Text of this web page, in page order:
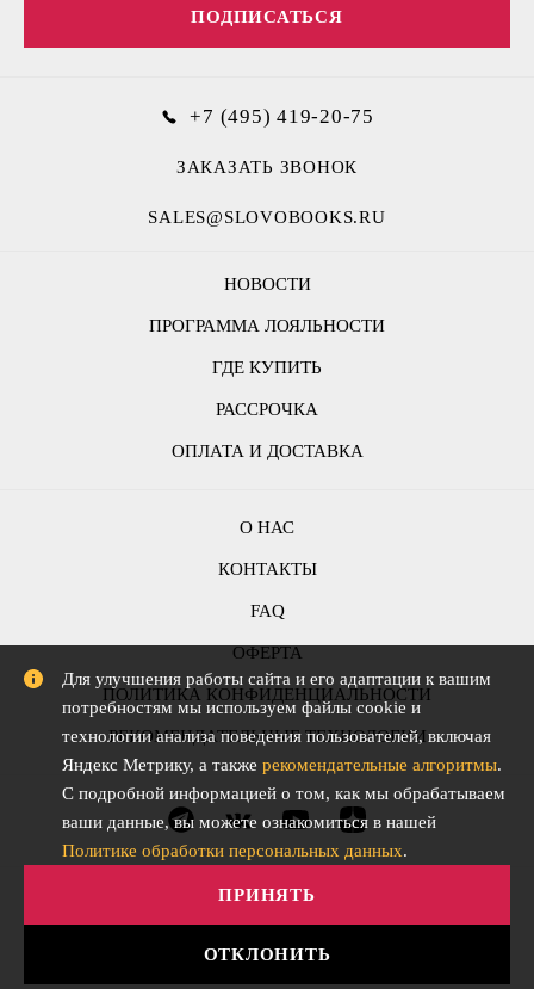
НОВОСТИ
ПРОГРАММА ЛОЯЛЬНОСТИ
ГДЕ КУПИТЬ
РАССРОЧКА
ОПЛАТА И ДОСТАВКА
ПОДПИСАТЬСЯ
О НАС
КОНТАКТЫ
FAQ
ОФЕРТА
ПОЛИТИКА КОНФИДЕНЦИАЛЬНОСТИ
РЕКОМЕНДАТЕЛЬНЫЕ ТЕХНОЛОГИИ
+7 (495) 419-20-75
ЗАКАЗАТЬ ЗВОНОК
SALES@SLOVOBOOKS.RU
АО "СЛОВО" © Все права защищены. 2015-2026
Для улучшения работы сайта и его адаптации к вашим
потребностям мы используем файлы cookie и
технологии анализа поведения пользователей, включая
Яндекс Метрику, а также рекомендательные алгоритмы.
С подробной информацией о том, как мы обрабатываем
ваши данные, вы можете ознакомиться в нашей
Политике обработки персональных данных.
ОТКЛОНИТЬ
ПРИНЯТЬ